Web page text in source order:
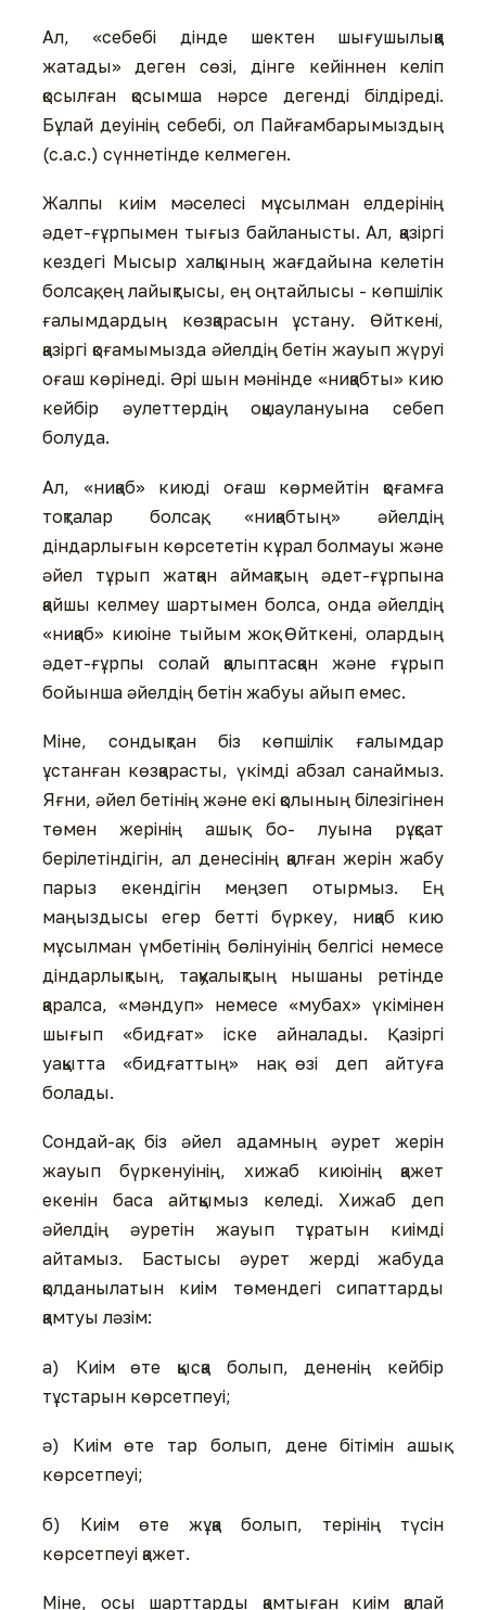
Ал, «себебі дінде шектен шығушылыққа
жатады» деген сөзі, дінге кейіннен келіп
қосылған қосымша нәрсе дегенді білдіреді.
Бұлай деуінің себебі, ол Пайғамбарымыздың
(с.а.с.) сүннетінде келмеген.
Жалпы киім мәселесі мұсылман елдерінің
әдет-ғұрпымен тығыз байланысты. Ал, қазіргі
кездегі Мысыр халқының жағдайына келетін
болсақ, ең лайықтысы, ең оңтайлысы - көпшілік
ғалымдардың көзқарасын ұстану. Өйткені,
қазіргі қоғамымызда әйелдің бетін жауып жүруі
оғаш көрінеді. Әрі шын мәнінде «ниқабты» кию
кейбір әулеттердің оқшаулануына себеп
болуда.
Ал, «ниқаб» киюді оғаш көрмейтін қоғамға
тоқталар болсақ, «ниқабтың» әйелдің
діндарлығын көрсететін кұрал болмауы және
әйел тұрып жатқан аймақтың әдет-ғұрпына
қайшы келмеу шартымен болса, онда әйелдің
«ниқаб» киюіне тыйым жоқ. Өйткені, олардың
әдет-ғұрпы солай қалыптасқан және ғұрып
бойынша әйелдің бетін жабуы айып емес.
Міне, сондықтан біз көпшілік ғалымдар
ұстанған көзқарасты, үкімді абзал санаймыз.
Яғни, әйел бетінің және екі қолының білезігінен
төмен жерінің ашық бо- луына рұқсат
берілетіндігін, ал денесінің қалған жерін жабу
парыз екендігін меңзеп отырмыз. Ең
маңыздысы егер бетті бүркеу, ниқаб кию
мұсылман үмбетінің бөлінуінің белгісі немесе
діндарлықтың, тақуалықтың нышаны ретінде
қаралса, «мәндуп» немесе «мубах» үкімінен
шығып «бидғат» іске айналады. Қазіргі
уақытта «бидғаттың» нақ өзі деп айтуға
болады.
Сондай-ақ, біз әйел адамның әурет жерін
жауып бүркенуінің, хижаб киюінің қажет
екенін баса айтқымыз келеді. Хижаб деп
әйелдің әуретін жауып тұратын киімді
айтамыз. Бастысы әурет жерді жабуда
қолданылатын киім төмендегі сипаттарды
қамтуы ләзім:
а) Киім өте қысқа болып, дененің кейбір
тұстарын көрсетпеуі;
ә) Киім өте тар болып, дене бітімін ашық
көрсетпеуі;
б) Киім өте жұқа болып, терінің түсін
көрсетпеуі қажет.
Міне, осы шарттарды қамтыған киім қалай